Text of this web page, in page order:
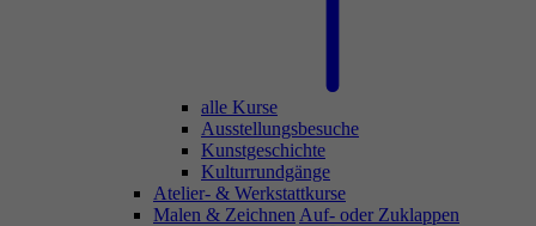
alle Kurse
Ausstellungsbesuche
Kunstgeschichte
Kulturrundgänge
Atelier- & Werkstattkurse
Malen & Zeichnen Auf- oder Zuklappen